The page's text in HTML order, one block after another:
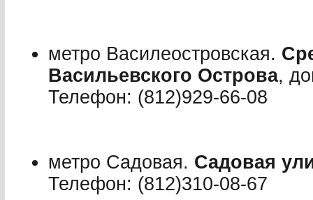
метро Василеостровская.
Васильевского Острова,
Телефон: (812)929-66-08
метро Садовая. Садовая
Телефон: (812)310-08-67